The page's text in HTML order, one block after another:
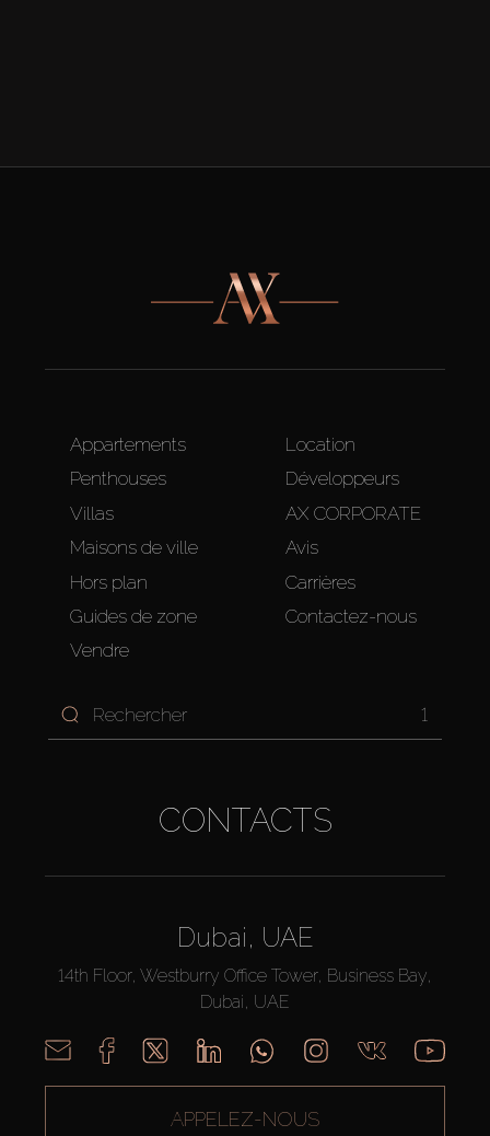
Appartements
Penthouses
Villas
Maisons de ville
Hors plan
Guides de zone
Vendre
Location
Développeurs
AX CORPORATE
Avis
Carrières
Contactez-nous
1
CONTACTS
Dubai, UAE
14th Floor, Westburry Office Tower, Business Bay,
Dubai, UAE
APPELEZ-NOUS